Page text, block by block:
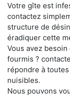
Votre gîte est
contactez
structure de
éradiquer cette
Vous avez
fourmis ?
répondre à
nuisibles.
Nous pouvons